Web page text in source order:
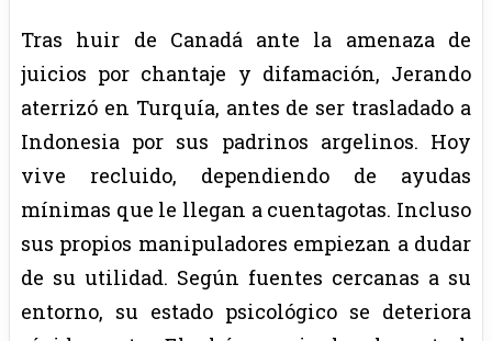
Tras huir de Canadá ante la amenaza de
juicios por chantaje y difamación, Jerando
aterrizó en Turquía, antes de ser trasladado a
Indonesia por sus padrinos argelinos. Hoy
vive recluido, dependiendo de ayudas
mínimas que le llegan a cuentagotas. Incluso
sus propios manipuladores empiezan a dudar
de su utilidad. Según fuentes cercanas a su
entorno, su estado psicológico se deteriora